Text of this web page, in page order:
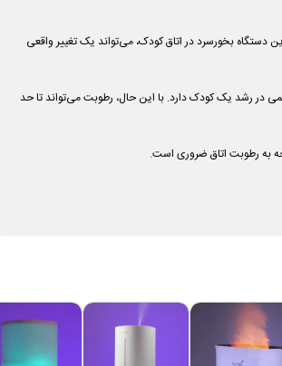
بخورسرد در اتاق کودک، می‌تواند یک تغییر واقعی
در رشد یک کودک دارد. با این حال، رطوبت می‌تواند تا حد
به رطوبت اتاق ضروری است.